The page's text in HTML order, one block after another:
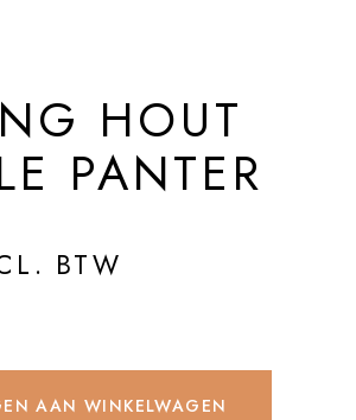
HOUT
PANTER
BTW
AAN WINKELWAGEN